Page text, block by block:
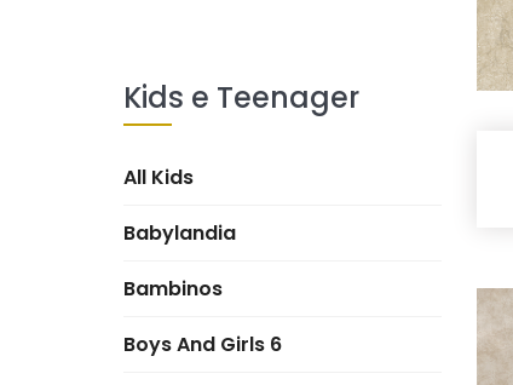
Kids e Teenager
All Kids
Babylandia
Bambinos
Boys And Girls 6